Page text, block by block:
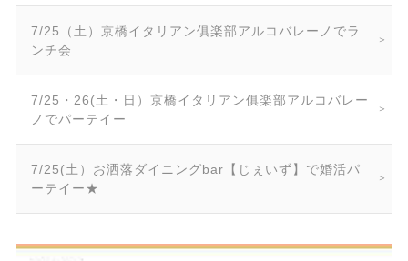
7/25（土）京橋イタリアン俱楽部アルコバレーノでラ
ンチ会
7/25・26(土・日）京橋イタリアン俱楽部アルコバレー
ノでパーテイー
7/25(土）お洒落ダイニングbar【じぇいず】で婚活パ
ーテイー★